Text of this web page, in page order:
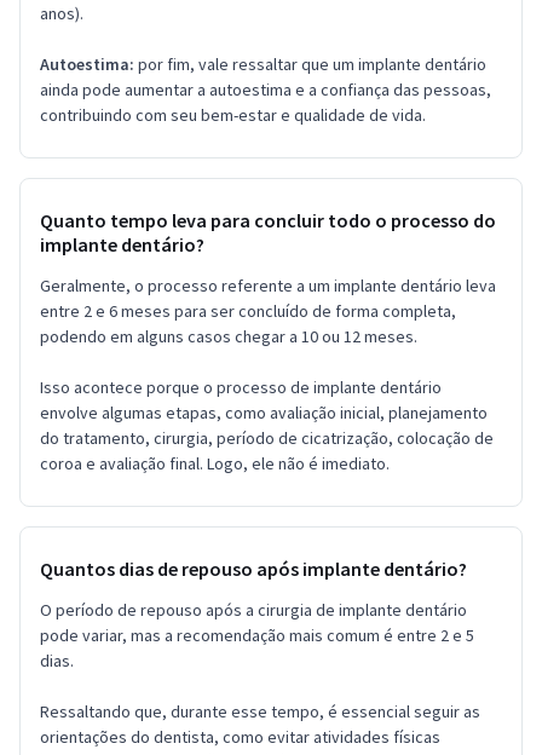
anos).
Autoestima: por fim, vale ressaltar que um implante dentário
ainda pode aumentar a autoestima e a confiança das pessoas,
contribuindo com seu bem-estar e qualidade de vida.
Quanto tempo leva para concluir todo o processo do
implante dentário?
Geralmente, o processo referente a um implante dentário leva
entre 2 e 6 meses para ser concluído de forma completa,
podendo em alguns casos chegar a 10 ou 12 meses.
Isso acontece porque o processo de implante dentário
envolve algumas etapas, como avaliação inicial, planejamento
do tratamento, cirurgia, período de cicatrização, colocação de
coroa e avaliação final. Logo, ele não é imediato.
Quantos dias de repouso após implante dentário?
O período de repouso após a cirurgia de implante dentário
pode variar, mas a recomendação mais comum é entre 2 e 5
dias.
Ressaltando que, durante esse tempo, é essencial seguir as
orientações do dentista, como evitar atividades físicas